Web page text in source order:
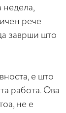
недела,
рече
заврши што
е што
работа. Ова
не е